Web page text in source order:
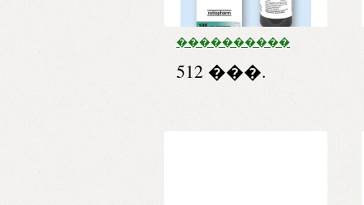
����������
������
������� +
512 ���.